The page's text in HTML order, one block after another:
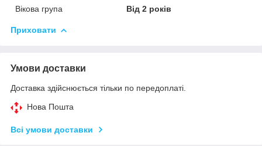
Вікова група
Від 2 років
Приховати
Умови доставки
Доставка здійснюється тільки по передоплаті.
Нова Пошта
Всі умови доставки